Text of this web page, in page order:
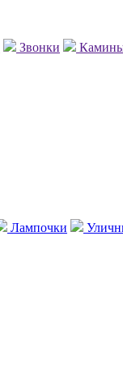
Звонки
Лампочки